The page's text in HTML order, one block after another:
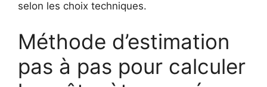
selon les choix techniques.
Méthode d’estimation
pas à pas pour calculer